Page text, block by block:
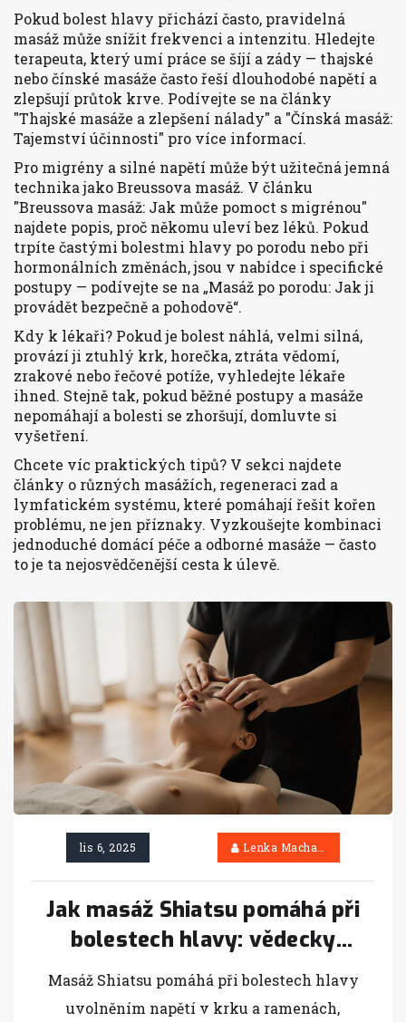
Pokud bolest hlavy přichází často, pravidelná
masáž může snížit frekvenci a intenzitu. Hledejte
terapeuta, který umí práce se šíjí a zády — thajské
nebo čínské masáže často řeší dlouhodobé napětí a
zlepšují průtok krve. Podívejte se na články
"Thajské masáže a zlepšení nálady" a "Čínská masáž:
Tajemství účinnosti" pro více informací.
Pro migrény a silné napětí může být užitečná jemná
technika jako Breussova masáž. V článku
"Breussova masáž: Jak může pomoct s migrénou"
najdete popis, proč někomu uleví bez léků. Pokud
trpíte častými bolestmi hlavy po porodu nebo při
hormonálních změnách, jsou v nabídce i specifické
postupy — podívejte se na „Masáž po porodu: Jak ji
provádět bezpečně a pohodově“.
Kdy k lékaři? Pokud je bolest náhlá, velmi silná,
provází ji ztuhlý krk, horečka, ztráta vědomí,
zrakové nebo řečové potíže, vyhledejte lékaře
ihned. Stejně tak, pokud běžné postupy a masáže
nepomáhají a bolesti se zhoršují, domluvte si
vyšetření.
Chcete víc praktických tipů? V sekci najdete
články o různých masážích, regeneraci zad a
lymfatickém systému, které pomáhají řešit kořen
problému, ne jen příznaky. Vyzkoušejte kombinaci
jednoduché domácí péče a odborné masáže — často
to je ta nejosvědčenější cesta k úlevě.
lis 6, 2025 Lenka Machačová
Jak masáž Shiatsu pomáhá při
bolestech hlavy: vědecky
ověřené mechanismy a praxe
Masáž Shiatsu pomáhá při bolestech hlavy
uvolněním napětí v krku a ramenách,